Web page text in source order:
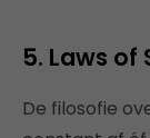
5. Laws
De filosofie